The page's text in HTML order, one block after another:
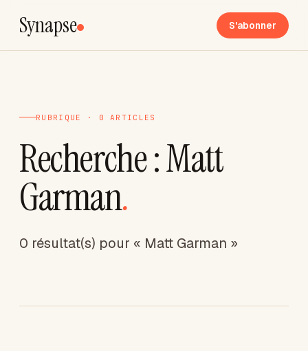
Synapse S'abonner
RUBRIQUE · 0 ARTICLES
Recherche : Matt
Garman.
0 résultat(s) pour « Matt Garman »